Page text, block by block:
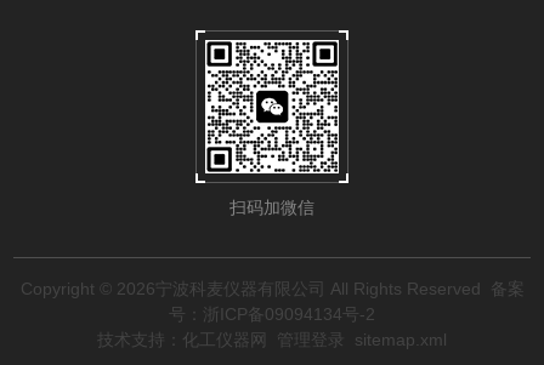
扫码加微信
Copyright © 2026宁波科麦仪器有限公司 All Rights Reserved
备案
号：浙ICP备09094134号-2
技术支持： 化工仪器网 管理登录 sitemap.xml